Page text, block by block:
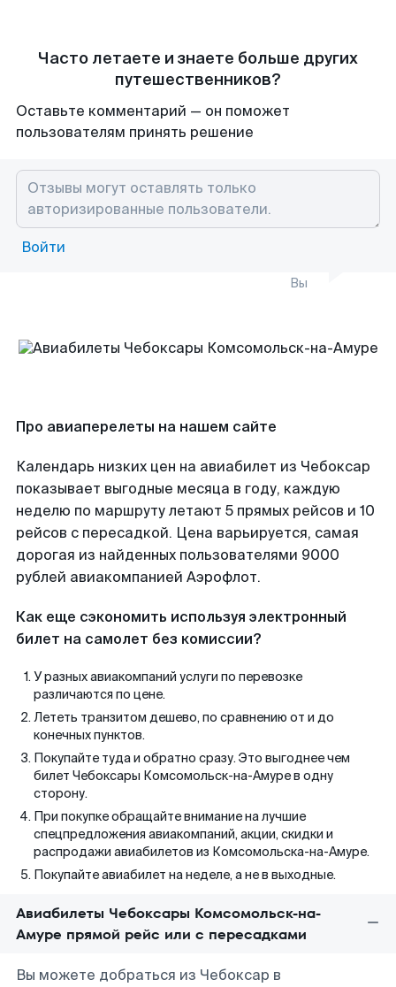
Часто летаете и знаете больше других
путешественников?
Оставьте комментарий — он поможет
пользователям принять решение
Войти
Вы
Про авиаперелеты на нашем сайте
Календарь низких цен на авиабилет из Чебоксар
показывает выгодные месяца в году, каждую
неделю по маршруту летают 5 прямых рейсов и 10
рейсов с пересадкой. Цена варьируется, самая
дорогая из найденных пользователями 9000
рублей авиакомпанией Аэрофлот.
Как еще сэкономить используя электронный
билет на самолет без комиссии?
У разных авиакомпаний услуги по перевозке
различаются по цене.
Лететь транзитом дешево, по сравнению от и до
конечных пунктов.
Покупайте туда и обратно сразу. Это выгоднее чем
билет Чебоксары Комсомольск-на-Амуре в одну
сторону.
При покупке обращайте внимание на лучшие
спецпредложения авиакомпаний, акции, скидки и
распродажи авиабилетов из Комсомольска-на-Амуре.
Покупайте авиабилет на неделе, а не в выходные.
Авиабилеты Чебоксары Комсомольск-на-
Амуре прямой рейс или с пересадками
Вы можете добраться из Чебоксар в